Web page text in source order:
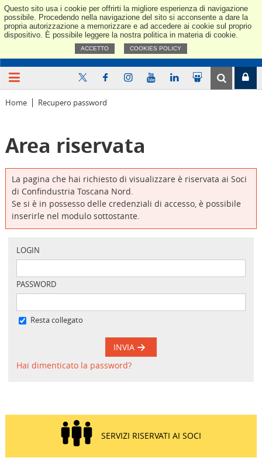
Questo sito usa i cookie per offrirti la migliore esperienza di navigazione
possibile. Procedendo nella navigazione del sito si acconsente a dare la
propria autorizzazione a memorizzare e ad accedere ai cookie sul proprio
dispositivo. È possibile leggere la nostra politica in materia di cookie.
ACCETTO COOKIES POLICY
Home Recupero password
Area riservata
La pagina che hai richiesto di visualizzare è riservata ai Soci
di Confindustria Toscana Nord.
Se si è in possesso delle credenziali di accesso, è possibile
inserirle nel modulo sottostante.
LOGIN
PASSWORD
Resta collegato
INVIA
Hai dimenticato la password?
SERVIZI RISERVATI AI SOCI